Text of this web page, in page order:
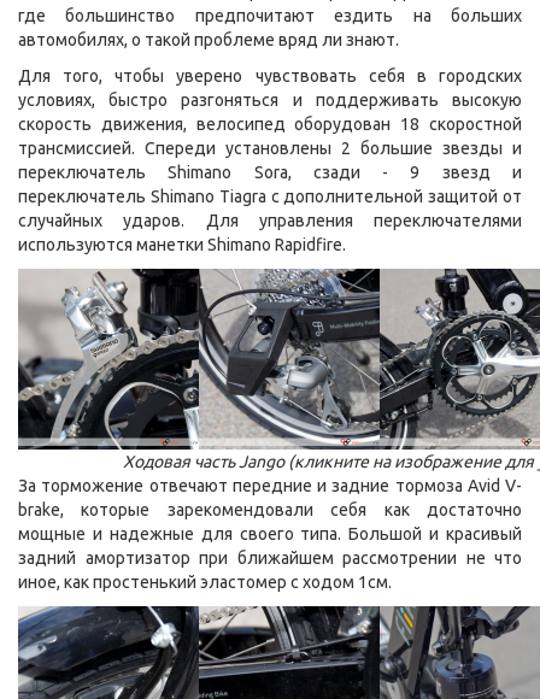
где большинство предпочитают ездить на больших
автомобилях, о такой проблеме вряд ли знают.
Для того, чтобы уверено чувствовать себя в городских
условиях, быстро разгоняться и поддерживать высокую
скорость движения, велосипед оборудован 18 скоростной
трансмиссией. Спереди установлены 2 большие звезды и
переключатель Shimano Sora, сзади - 9 звезд и
переключатель Shimano Tiagra с дополнительной защитой от
случайных ударов. Для управления переключателями
используются манетки Shimano Rapidfire.
Ходовая часть Jango (кликните на изображение для
За торможение отвечают передние и задние тормоза Avid V-
brake, которые зарекомендовали себя как достаточно
мощные и надежные для своего типа. Большой и красивый
задний амортизатор при ближайшем рассмотрении не что
иное, как простенький эластомер с ходом 1см.